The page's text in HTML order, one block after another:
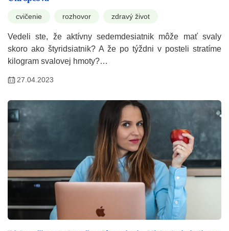
cvičenie rozhovor zdravý život
Vedeli ste, že aktívny sedemdesiatnik môže mať svaly
skoro ako štyridsiatnik? A že po týždni v posteli stratíme
kilogram svalovej hmoty?…
27.04.2023